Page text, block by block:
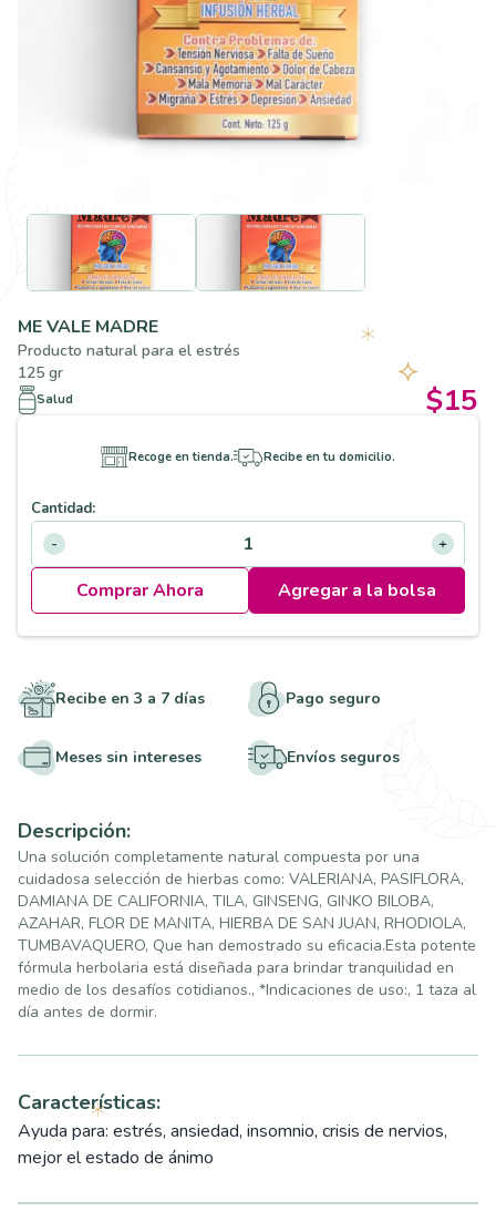
ME VALE MADRE
Producto natural para el estrés
125 gr
Salud $15
Recoge en tienda. Recibe en tu domicilio.
Cantidad:
Comprar Ahora Agregar a la bolsa
Recibe en 3 a 7 días Pago seguro
Meses sin intereses Envíos seguros
Descripción:
Una solución completamente natural compuesta por una
cuidadosa selección de hierbas como: VALERIANA, PASIFLORA,
DAMIANA DE CALIFORNIA, TILA, GINSENG, GINKO BILOBA,
AZAHAR, FLOR DE MANITA, HIERBA DE SAN JUAN, RHODIOLA,
TUMBAVAQUERO, Que han demostrado su eficacia.Esta potente
fórmula herbolaria está diseñada para brindar tranquilidad en
medio de los desafíos cotidianos., *Indicaciones de uso:, 1 taza al
día antes de dormir.
Características:
Ayuda para: estrés, ansiedad, insomnio, crisis de nervios,
mejor el estado de ánimo